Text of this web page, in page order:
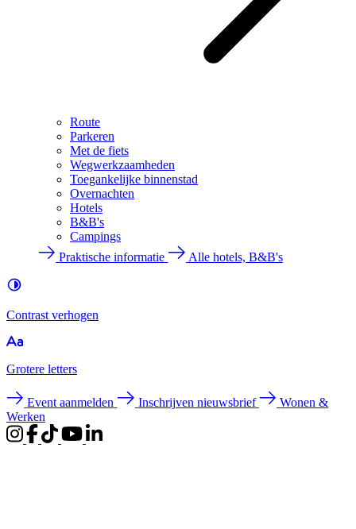
Route
Parkeren
Met de fiets
Wegwerkzaamheden
Toegankelijke binnenstad
Overnachten
Hotels
B&B's
Campings
Praktische informatie
Alle hotels, B&B's
Contrast verhogen
Grotere letters
Event aanmelden Inschrijven nieuwsbrief
Wonen &
Werken